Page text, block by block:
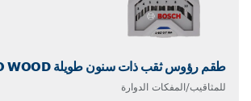
طقم رؤوس ثقب ذات سنون طويلة PRO WOOD
للمثاقيب/المفكات الدوارة